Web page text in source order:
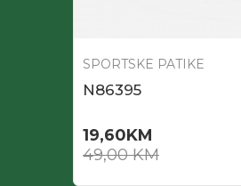
SPORTSKE PATIKE
N86395
19,60KM
49,00KM